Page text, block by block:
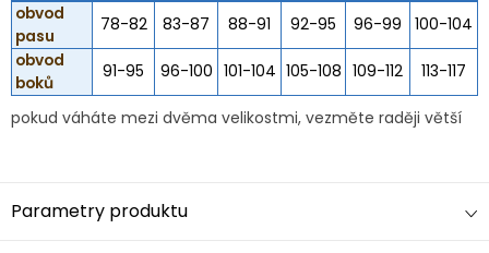
obvod
pasu
78-82 83-87 88-91 92-95 96-99
100-104
obvod
boků
91-95 96-100 101-104 105-108 109-112 113-117
pokud váháte mezi dvěma velikostmi, vezměte raději větší
Parametry produktu